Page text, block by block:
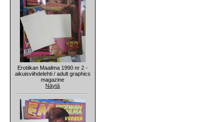
Erotiikan Maailma 1990 nr 2 -
aikuisviihdelehti / adult graphics
magazine
Näytä